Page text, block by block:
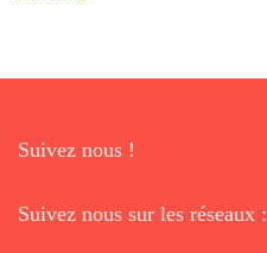
Suivez nous !
Suivez nous sur les réseaux :